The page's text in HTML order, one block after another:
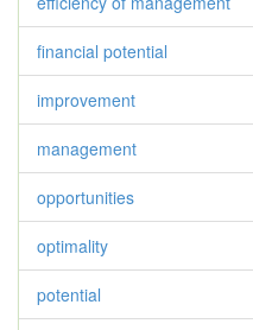
financial potential
improvement
management
opportunities
optimality
potential